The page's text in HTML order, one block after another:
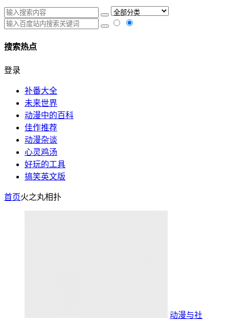
搜索热点
登录
补番大全
未来世界
动漫中的百科
佳作推荐
动漫杂谈
心灵鸡汤
好玩的工具
搞笑英文版
首页火之丸相扑
动漫与社